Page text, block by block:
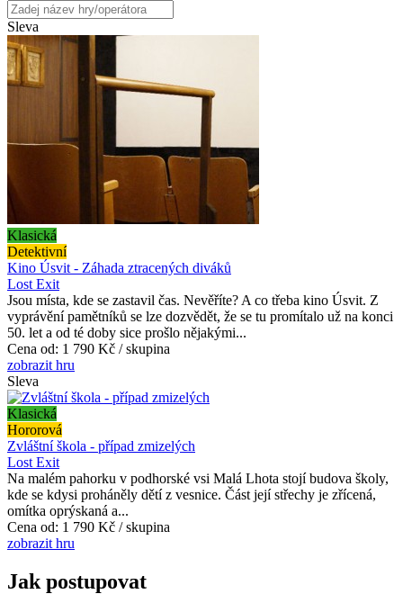
Sleva
Klasická
Detektivní
Kino Úsvit - Záhada ztracených diváků
Lost Exit
Jsou místa, kde se zastavil čas. Nevěříte? A co třeba kino Úsvit. Z
vyprávění pamětníků se lze dozvědět, že se tu promítalo už na konci
50. let a od té doby sice prošlo nějakými...
Cena od: 1 790 Kč / skupina
zobrazit hru
Sleva
Klasická
Hororová
Zvláštní škola - případ zmizelých
Lost Exit
Na malém pahorku v podhorské vsi Malá Lhota stojí budova školy,
kde se kdysi proháněly dětí z vesnice. Část její střechy je zřícená,
omítka oprýskaná a...
Cena od: 1 790 Kč / skupina
zobrazit hru
Jak postupovat